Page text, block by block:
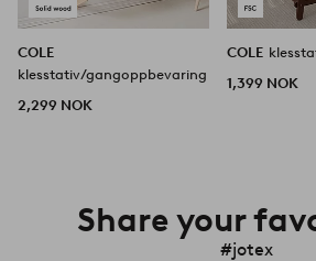
COLE
klesstativ/gangoppbevaring
2,299 NOK
COLE
1,399 NOK
Share your
#jotex